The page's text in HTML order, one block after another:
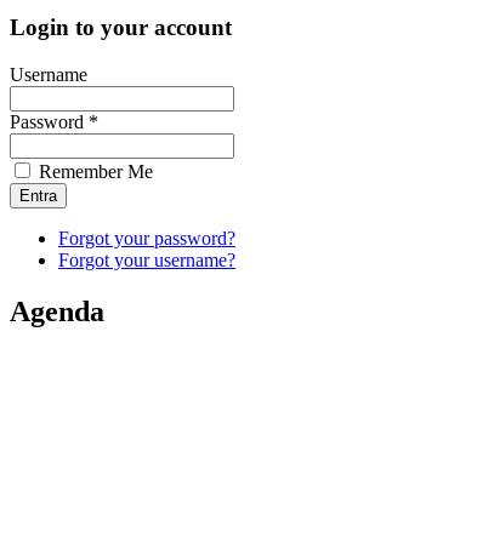
Login to your account
Username
Password *
Remember Me
Forgot your password?
Forgot your username?
Agenda